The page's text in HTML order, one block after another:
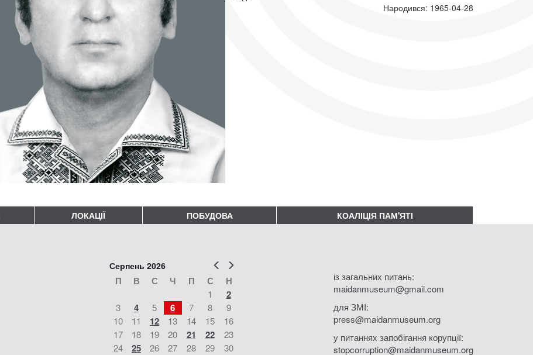
Народився: 1965-04-28
ЛОКАЦІЇ ПОБУДОВА КОАЛІЦІЯ ПАМ'ЯТІ
Попер
Серпень 2026
П В С Ч П С Н
1 2
3 4 5 6 7 8
9
10
11 12 13 14 15
16
17
18 19 20 21 22
23
24
25 26 27 28 29
30
із загальних питань:
maidanmuseum@gmail.com
для ЗМІ:
press@maidanmuseum.org
у питаннях запобігання корупції:
stopcorruption@maidanmuseum.org